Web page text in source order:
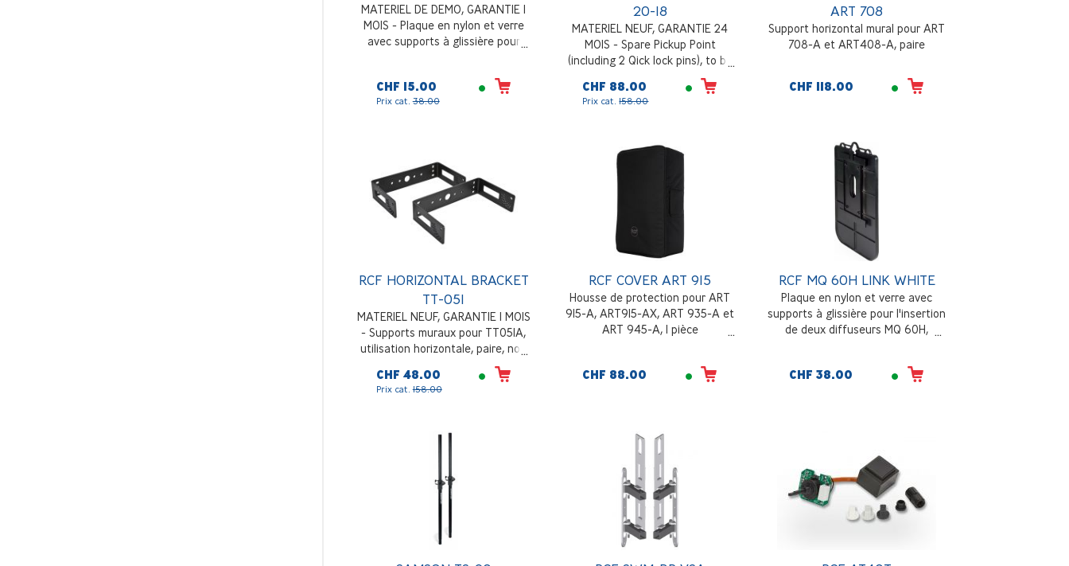
MATERIEL DE DEMO, GARANTIE 1
MOIS - Plaque en nylon et verre
avec supports à glissière pour
fixation solide avec un crochet de
chaîne ou un câble en acier, blanc
CHF 15.00
Prix cat.38.00
20-18
MATERIEL NEUF, GARANTIE 24
MOIS - Spare Pickup Point
(including 2 Qick lock pins), to be
used for 2 motors pick up
CHF 88.00
Prix cat.158.00
ART 708
Support horizontal mural pour ART
708-A et ART408-A, paire
CHF 118.00
RCF HORIZONTAL BRACKET
TT-051
MATERIEL NEUF, GARANTIE 1 MOIS
- Supports muraux pour TT051A,
utilisation horizontale, paire, noir
CHF 48.00
Prix cat.158.00
RCF COVER ART 915
Housse de protection pour ART
915-A, ART915-AX, ART 935-A et
ART 945-A, 1 pièce
CHF 88.00
RCF MQ 60H LINK WHITE
Plaque en nylon et verre avec
supports à glissière pour l'insertion
de deux diffuseurs MQ 60H,
ou un câble en acier, blanc
CHF 38.00